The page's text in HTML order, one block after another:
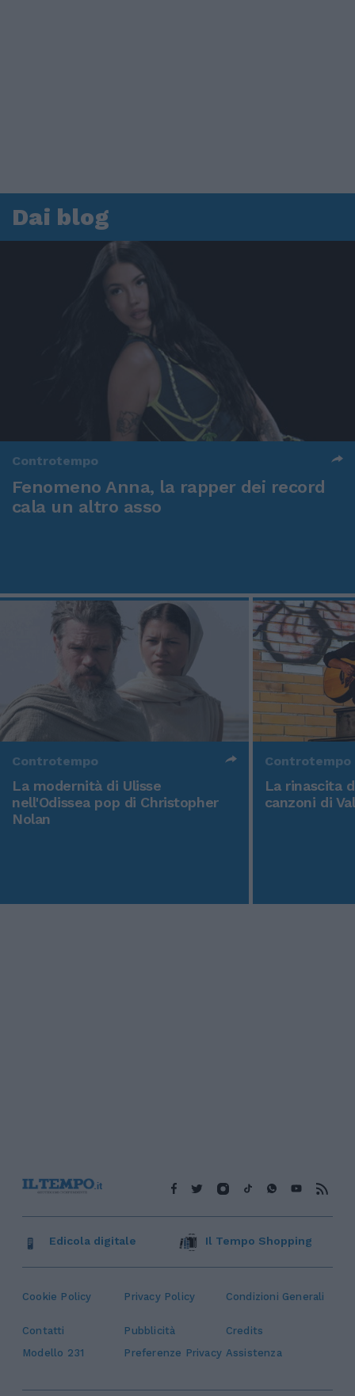
Dai blog
Controtempo
Fenomeno Anna, la rapper dei record
cala un altro asso
Controtempo
La modernità di Ulisse
nell'Odissea pop di Christopher
Nolan
Controtempo
La rinascita
canzoni di
Cookie Policy Privacy Policy Condizioni Generali
Contatti Pubblicità
Credits
Modello 231
Preferenze Privacy Assistenza
Edicola digitale Il Tempo Shopping